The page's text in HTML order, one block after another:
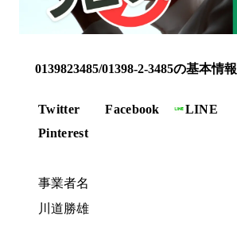
0139823485/01398-2-3485の基本情報
Twitter Facebook LINE
Pinterest
事業者名
川道勝雄